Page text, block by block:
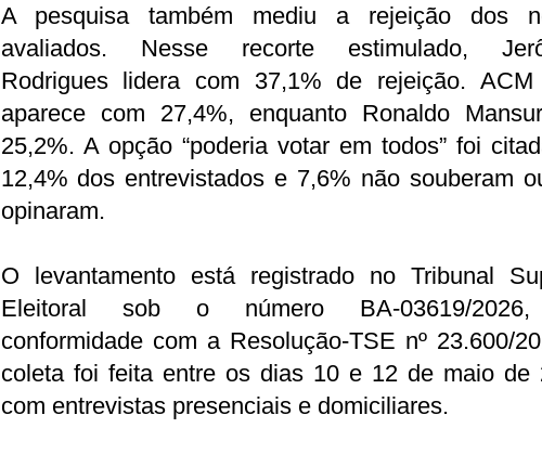
A pesquisa também mediu a rejeição dos
avaliados. Nesse recorte estimulado,
Rodrigues lidera com 37,1% de rejeição. ACM
aparece com 27,4%, enquanto Ronaldo
25,2%. A opção “poderia votar em todos” foi
12,4% dos entrevistados e 7,6% não souberam
opinaram.
O levantamento está registrado no Tribunal
Eleitoral sob o número BA-03619/
conformidade com a Resolução-TSE nº 23.600/
coleta foi feita entre os dias 10 e 12 de maio de
com entrevistas presenciais e domiciliares.